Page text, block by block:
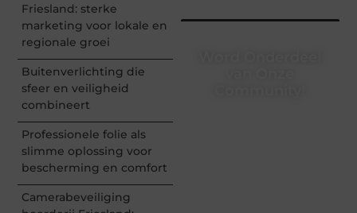
Friesland: sterke
marketing voor lokale en
regionale groei
Buitenverlichting die
sfeer en veiligheid
combineert
Professionele folie als
slimme oplossing voor
bescherming en comfort
Camerabeveiliging